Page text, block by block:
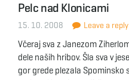
Pelc nad Klonicami
15. 10. 2008 Leave a reply
Včeraj sva z Janezom
dele naših hribov. Šla sva v
gor grede plezala Spominsko